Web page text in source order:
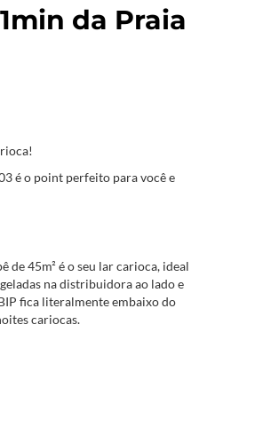
da Praia
é o point perfeito para você e
de 45m² é o seu lar carioca, ideal
na distribuidora ao lado e
fica literalmente embaixo do
cariocas.